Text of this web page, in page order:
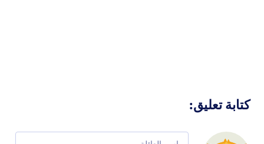
كتابة تعليق:
Comment